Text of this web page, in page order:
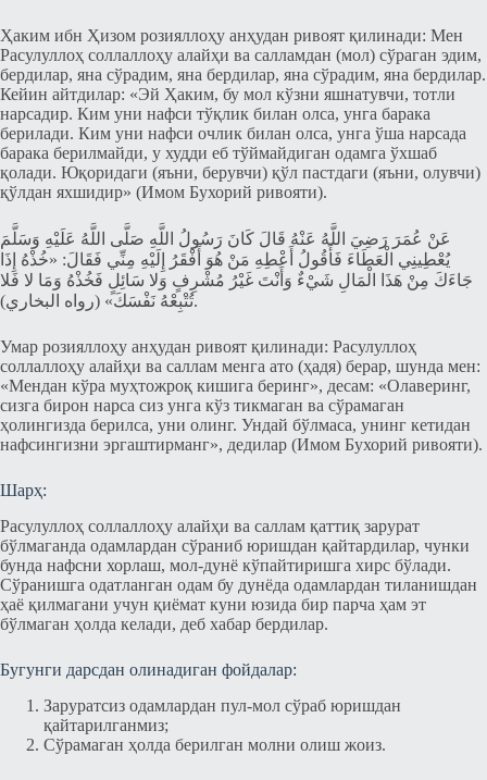
Ҳаким ибн Ҳизом розияллоҳу анҳудан ривоят қилинади: Мен
Расулуллоҳ соллаллоҳу алайҳи ва салламдан (мол) сўраган эдим,
бердилар, яна сўрадим, яна бердилар, яна сўрадим, яна бердилар.
Кейин айтдилар: «Эй Ҳаким, бу мол кўзни яшнатувчи, тотли
нарсадир. Ким уни нафси тўқлик билан олса, унга барака
берилади. Ким уни нафси очлик билан олса, унга ўша нарсада
барака берилмайди, у худди еб тўймайдиган одамга ўхшаб
қолади. Юқоридаги (яъни, берувчи) қўл пастдаги (яъни, олувчи)
қўлдан яхшидир» (Имом Бухорий ривояти).
عَنْ عُمَرَ رَضِيَ اللَّهُ عَنْهُ قَالَ كَانَ رَسُولُ اللَّهِ صَلَّى اللَّهُ عَلَيْهِ وَسَلَّمَ
يُعْطِينِي الْعَطَاءَ فَأَقُولُ أَعْطِهِ مَنْ هُوَ أَفْقَرُ إِلَيْهِ مِنِّي فَقَالَ: «خُذْهُ إِذَا
جَاءَكَ مِنْ هَذَا الْمَالِ شَيْءٌ وَأَنْتَ غَيْرُ مُشْرِفٍ وَلا سَائِلٍ فَخُذْهُ وَمَا لا فَلا
تُتْبِعْهُ نَفْسَكَ» (رواه البخاري).
Умар розияллоҳу анҳудан ривоят қилинади: Расулуллоҳ
соллаллоҳу алайҳи ва саллам менга ато (ҳадя) берар, шунда мен:
«Мендан кўра муҳтожроқ кишига беринг», десам: «Олаверинг,
сизга бирон нарса сиз унга кўз тикмаган ва сўрамаган
ҳолингизда берилса, уни олинг. Ундай бўлмаса, унинг кетидан
нафсингизни эргаштирманг», дедилар (Имом Бухорий ривояти).
Шарҳ:
Расулуллоҳ соллаллоҳу алайҳи ва саллам қаттиқ зарурат
бўлмаганда одамлардан сўраниб юришдан қайтардилар, чунки
бунда нафсни хорлаш, мол-дунё кўпайтиришга хирс бўлади.
Сўранишга одатланган одам бу дунёда одамлардан тиланишдан
ҳаё қилмагани учун қиёмат куни юзида бир парча ҳам эт
бўлмаган ҳолда келади, деб хабар бердилар.
Бугунги дарсдан олинадиган фойдалар:
Заруратсиз одамлардан пул-мол сўраб юришдан
қайтарилганмиз;
Сўрамаган ҳолда берилган молни олиш жоиз.